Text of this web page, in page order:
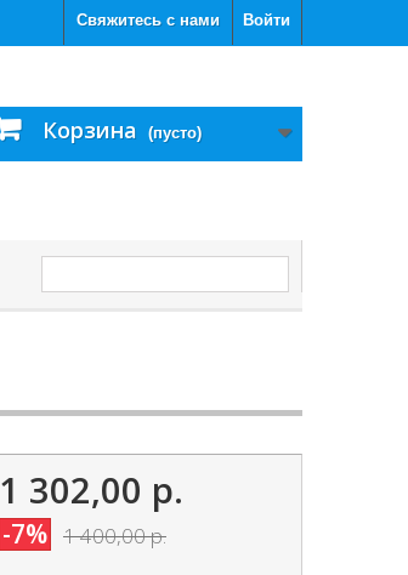
Войти
Свяжитесь с нами
Корзина (пусто)
1 302,00 р.
-7% 1 400,00 р.